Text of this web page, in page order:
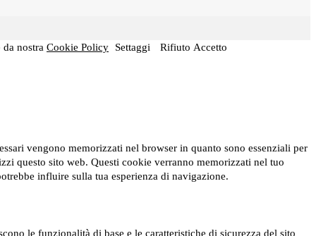
nostra Cookie Policy Settaggi Rifiuto Accetto
vengono memorizzati nel browser in quanto sono essenziali per
questo sito web. Questi cookie verranno memorizzati nel tuo
influire sulla tua esperienza di navigazione.
le funzionalità di base e le caratteristiche di sicurezza del sito